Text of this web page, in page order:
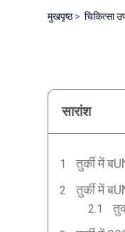
मुखपृष्ठ चिकित्सा
सारांश
तुर्की में
तुर्की में